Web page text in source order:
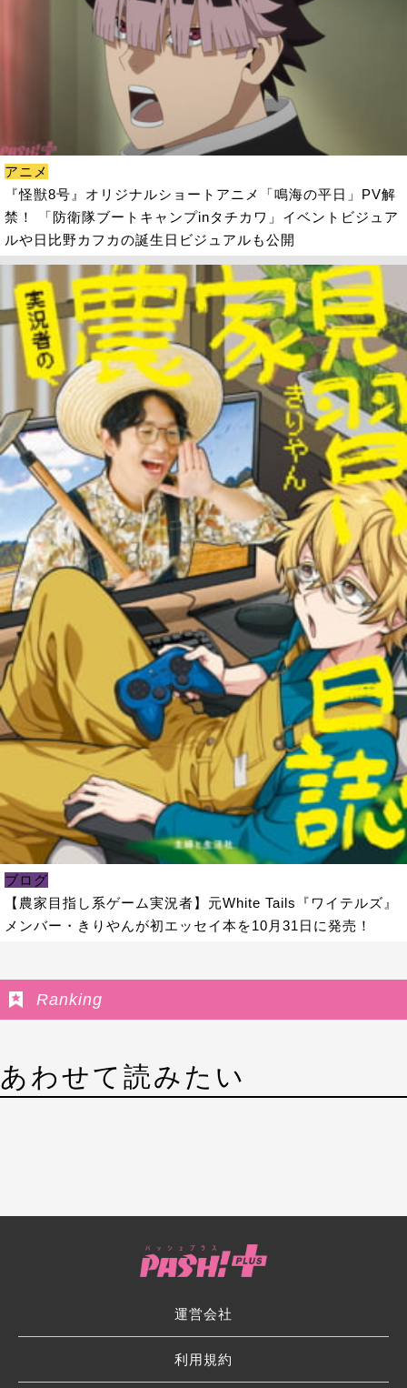
アニメ
『怪獣8号』オリジナルショートアニメ「鳴海の平日」PV解
禁！ 「防衛隊ブートキャンプinタチカワ」イベントビジュア
ルや日比野カフカの誕生日ビジュアルも公開
ブログ
【農家目指し系ゲーム実況者】元White Tails『ワイテルズ』
メンバー・きりやんが初エッセイ本を10月31日に発売！
Ranking
あわせて読みたい
運営会社
利用規約